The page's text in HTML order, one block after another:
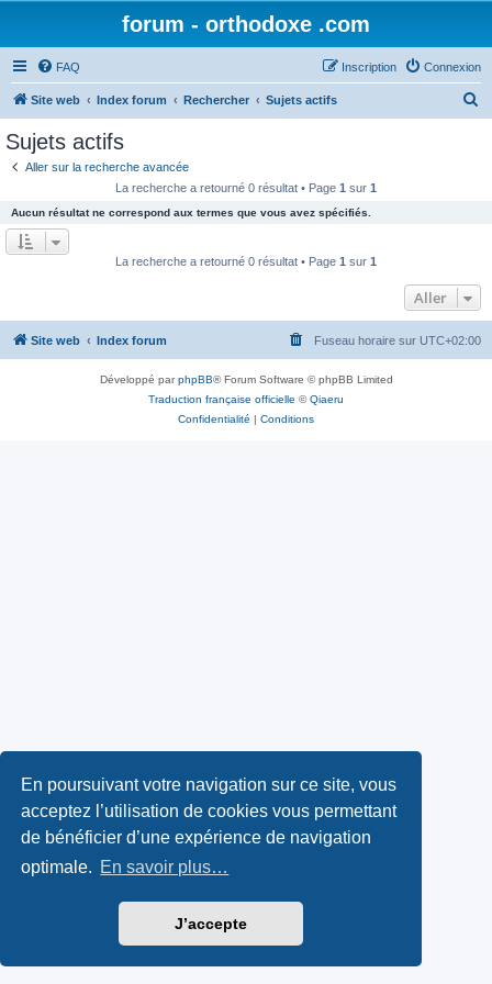
En poursuivant votre navigation sur ce site, vous
acceptez l’utilisation de cookies vous permettant
de bénéficier d’une expérience de navigation
optimale. En savoir plus…
J’accepte
forum - orthodoxe .com
FAQ Connexion
Inscription
Site web Index forum Rechercher Sujets actifs
e
r
Sujets actifs
Aller sur la recherche avancée
La recherche a retourné 0 résultat • Page 1 sur 1
Aucun résultat ne correspond aux termes que vous avez spécifiés.
La recherche a retourné 0 résultat • Page 1 sur 1
Aller
Site web Index forum Fuseau horaire sur UTC+02:00
Développé parphpBB® Forum Software © phpBB Limited
Traduction française officielle ©Qiaeru
Confidentialité | Conditions